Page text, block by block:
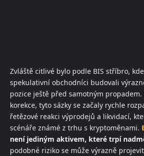
Zvláště citlivé bylo podle BIS stříbro,
spekulativní obchodníci budovali
pozice ještě před samotným
korekce, tyto sázky se začaly rychle
řetězové reakci výprodejů a likvidací,
scénáře známé z trhu s kryptoměnami.
není jediným aktivem, které trpí
podobné riziko se může výrazně